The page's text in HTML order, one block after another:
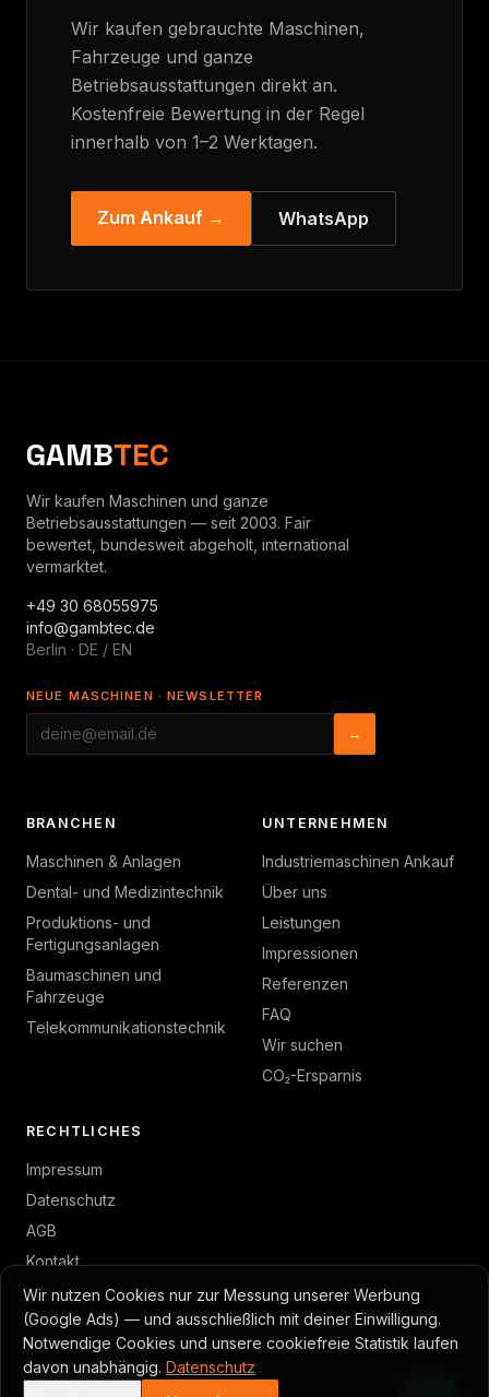
Wir kaufen gebrauchte Maschinen,
Fahrzeuge und ganze
Betriebsausstattungen direkt an.
Kostenfreie Bewertung in der Regel
innerhalb von 1–2 Werktagen.
Zum Ankauf → WhatsApp
GAMBTEC
Wir kaufen Maschinen und ganze
Betriebsausstattungen — seit 2003. Fair
bewertet, bundesweit abgeholt, international
vermarktet.
+49 30 68055975
info@gambtec.de
Berlin · DE / EN
NEUE MASCHINEN · NEWSLETTER
→
BRANCHEN
Maschinen & Anlagen
Dental- und Medizintechnik
Produktions- und
Fertigungsanlagen
Baumaschinen und
Fahrzeuge
Telekommunikationstechnik
UNTERNEHMEN
Industriemaschinen Ankauf
Über uns
Leistungen
Impressionen
Referenzen
FAQ
Wir suchen
CO₂-Ersparnis
RECHTLICHES
Impressum
Datenschutz
AGB
Kontakt
© 2026 GambTec · Toni Gambino
Cookie-EinstellungenMade with Caddy · Astro
Wir nutzen Cookies nur zur Messung unserer Werbung
(Google Ads) — und ausschließlich mit deiner Einwilligung.
Notwendige Cookies und unsere cookiefreie Statistik laufen
davon unabhängig. Datenschutz